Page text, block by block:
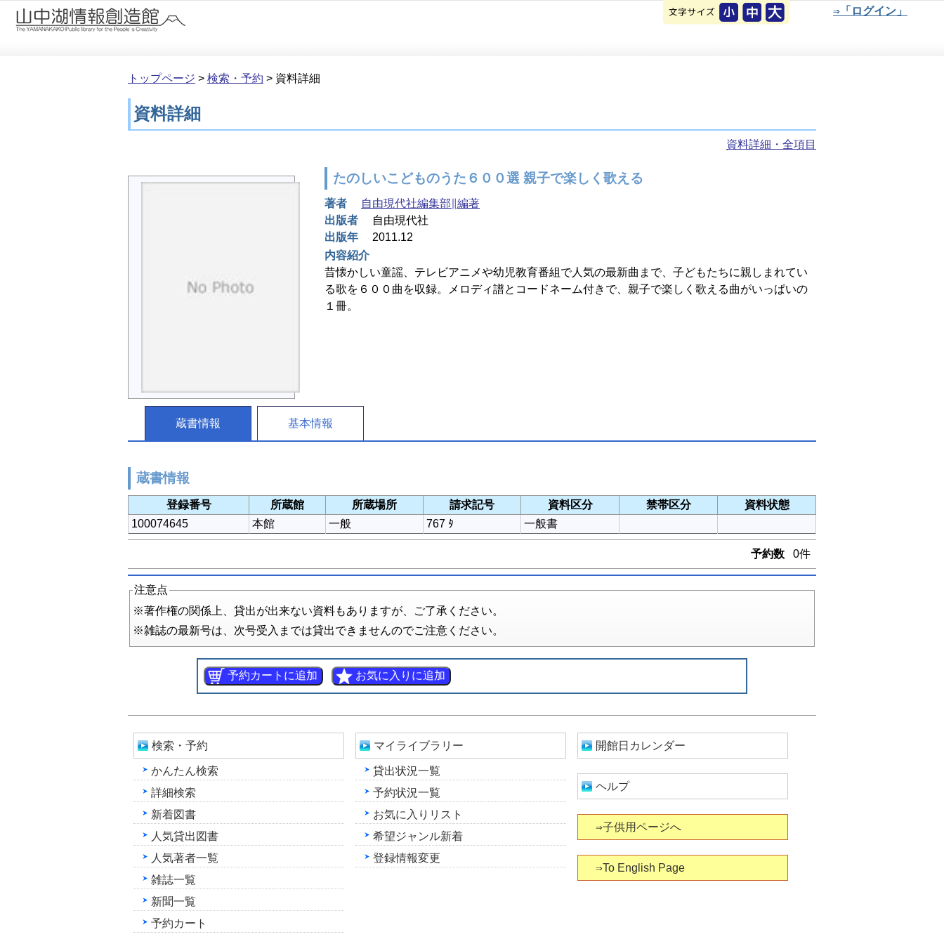
本文へ移動 ⇒「ログイン」
トップページ > 検索・予約 > 資料詳細
資料詳細
資料詳細・全項目
たのしいこどものうた６００選 親子で楽しく歌える
著者
自由現代社編集部∥編著
出版者
自由現代社
出版年
2011.12
内容紹介
昔懐かしい童謡、テレビアニメや幼児教育番組で人気の最新曲まで、子どもたちに親しまれてい
る歌を６００曲を収録。メロディ譜とコードネーム付きで、親子で楽しく歌える曲がいっぱいの
１冊。
蔵書情報 基本情報
蔵書情報
登録番号 所蔵館 所蔵場所 請求記号 資料区分 禁帯区分
資料状態
100074645
本館 一般 767 ﾀ 一般書
予約数 0件
注意点
※著作権の関係上、貸出が出来ない資料もありますが、ご了承ください。
※雑誌の最新号は、次号受入までは貸出できませんのでご注意ください。
検索・予約
かんたん検索
詳細検索
新着図書
人気貸出図書
人気著者一覧
雑誌一覧
新聞一覧
予約カート
マイライブラリー
貸出状況一覧
予約状況一覧
お気に入りリスト
希望ジャンル新着
登録情報変更
開館日カレンダー
ヘルプ
⇒子供用ページへ
⇒To English Page